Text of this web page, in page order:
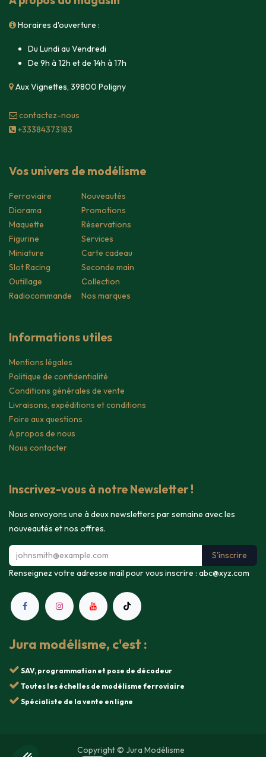
Horaires d'ouverture :
Du Lundi au Vendredi
De 9h à 12h et de 14h à 17h
Aux Vignettes, 39800 Poligny
contacte​z-nous
+33384373183
Vos univers de modélisme
Ferroviaire
Diorama
Maquette
Figurine
Miniature
Slot Racing
Outillage
Radiocommande
Nouveautés
Promotions
Réservations
Services
Carte cadeau
Seconde main
Collection
Nos marques
Informations utiles
Mentions légales
Politique de confidentialité
Conditions générales de vente
Livraisons, expéditions et conditions
Foire aux questions
A propos de nous
Nous contacter
Inscrivez-vous à notre Newsletter !
Nous envoyons une à deux newsletters par semaine avec les
nouveautés et nos offres.
S'inscrire
Renseignez votre adresse mail pour vous inscrire : abc@xyz.com
Jura modélisme, c'est :
SAV, programmation et pose de décodeur
Toutes les échelles de modélisme ferroviaire
Spécialiste de la vente en ligne
Copyright © Jura Modélisme